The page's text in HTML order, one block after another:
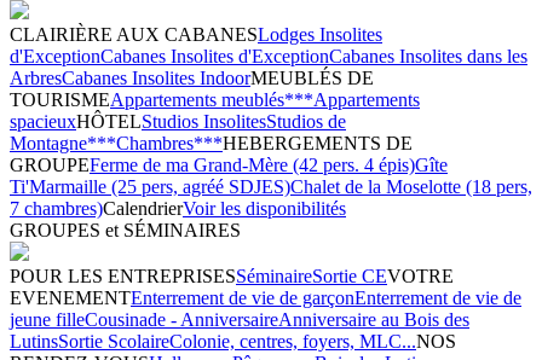
CLAIRIÈRE AUX CABANESLodges Insolites
d'ExceptionCabanes Insolites d'ExceptionCabanes Insolites dans les
ArbresCabanes Insolites IndoorMEUBLÉS DE
TOURISMEAppartements meublés***Appartements
spacieuxHÔTELStudios InsolitesStudios de
Montagne***Chambres***HEBERGEMENTS DE
GROUPEFerme de ma Grand-Mère (42 pers. 4 épis)Gîte
Ti'Marmaille (25 pers, agréé SDJES)Chalet de la Moselotte (18 pers,
7 chambres)CalendrierVoir les disponibilités
GROUPES et SÉMINAIRES
POUR LES ENTREPRISESSéminaireSortie CEVOTRE
EVENEMENTEnterrement de vie de garçonEnterrement de vie de
jeune filleCousinade - AnniversaireAnniversaire au Bois des
LutinsSortie ScolaireColonie, centres, foyers, MLC...NOS